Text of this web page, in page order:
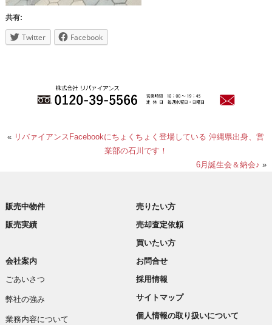
共有:
Twitter Facebook
« リバァイアンスFacebookにちょくちょく登場している 沖縄県出身、営
業部の石川です！
6月誕生会＆納会♪ »
販売中物件
販売実績
売りたい方
売却査定依頼
買いたい方
会社案内
ごあいさつ
弊社の強み
業務内容について
お問合せ
採用情報
サイトマップ
個人情報の取り扱いについて